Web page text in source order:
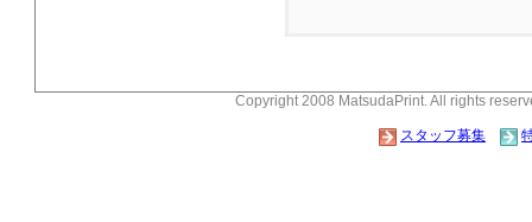
Copyright 2008 MatsudaPrint. All rights
スタッフ募集